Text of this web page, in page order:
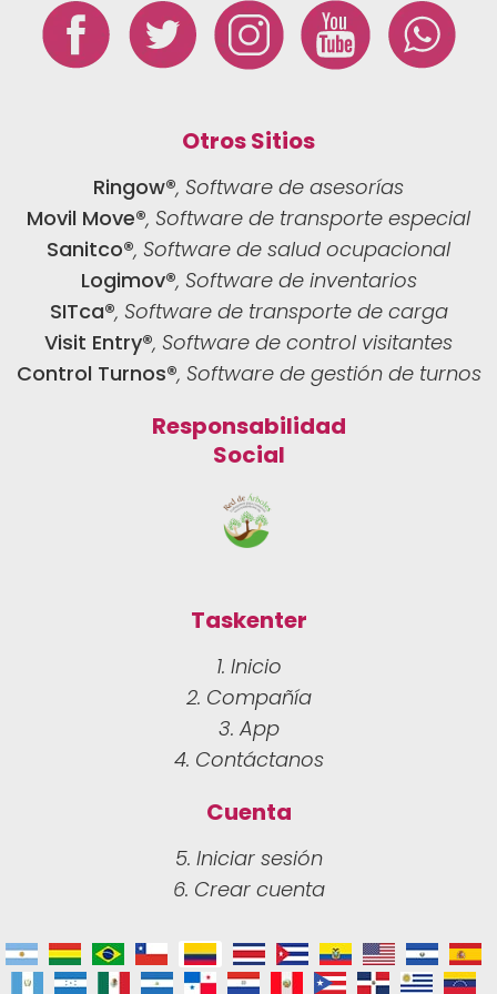
Otros Sitios
Ringow®, Software de asesorías
Movil Move®, Software de transporte especial
Sanitco®, Software de salud ocupacional
Logimov®, Software de inventarios
SITca®, Software de transporte de carga
Visit Entry®, Software de control visitantes
Control Turnos®, Software de gestión de turnos
Responsabilidad
Social
Taskenter
1. Inicio
2. Compañía
3. App
4. Contáctanos
Cuenta
5. Iniciar sesión
6. Crear cuenta